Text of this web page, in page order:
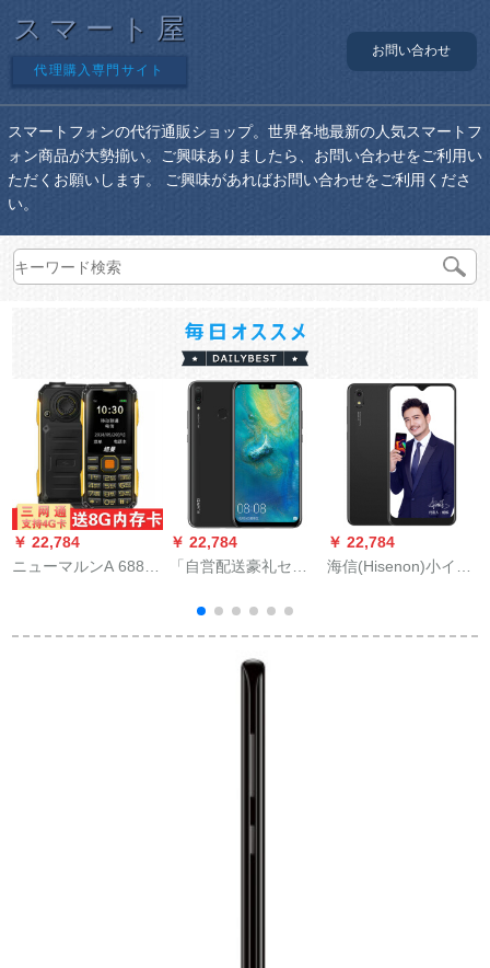
スマート屋
代理購入専門サイト
お問い合わせ
スマートフォンの代行通販ショップ。世界各地最新の人気スマートフ
ォン商品が大勢揃い。ご興味ありましたら、お問い合わせをご利用い
ただくお願いします。 ご興味があればお問い合わせをご利用くださ
い。
￥ 22,784
ニューマルンA 688老
レ8 Gメモカド黒ゴド
￥ 22,784
「自営配送豪礼セ
ロラクネリフ4カム全
面的なスクリーン大
バリング夜4 G(4
￥ 22,784
海信(Hisenon)小イル
に全面的なスクリー